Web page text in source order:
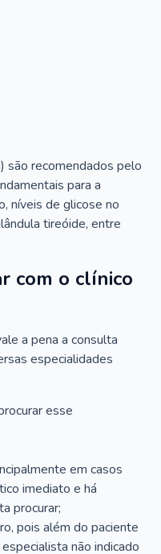
são recomendados pelo
para a
níveis de glicose no
tireóide, entre
com o clínico
a pena a consulta
especialidades
esse
em casos
imediato e há
procurar;
pois além do paciente
não indicado